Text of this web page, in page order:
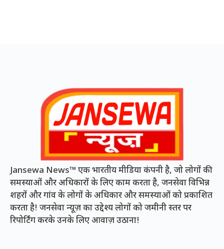
Jansewa News™ एक भारतीय मीडिया कंपनी है, जो लोगों की
समस्याओं और अधिकारों के लिए काम करता है, जनसेवा विभिन्न
शहरों और गांव के लोगों के अधिकार और समस्याओं को प्रकाशित
करता है! जनसेवा न्यूज़ का उद्देश्य लोगों को जमीनी स्तर पर
रिपोर्टिंग करके उनके लिए आवाज़ उठाना!